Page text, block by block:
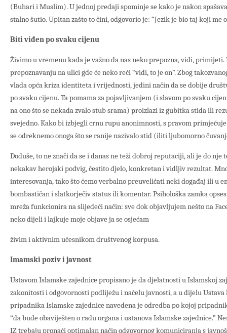
(Buhari i Muslim). U jednoj predaji spominje se kako je nakon
stalno šutio. Upitan zašto to čini, odgovorio je: “Jezik je bio taj koji me
Biti viđen po svaku cijenu
Živimo u vremenu kada je važno da nas neko prepozna, vidi, primijeti.
prepoznavanju na ulici gde će neko reći “vidi, to je on”. Zbog
vlada opća kriza identiteta i vrijednosti, jedini način da se dobije
po svaku cijenu. Ta pomama za pojavljivanjem (i slavom po svaku
na ono što se nekada zvalo stub srama) proizlazi iz gubitka stida ili
svejedno. Kako bi izbjegli crnu rupu anonimnosti, s pravom
se odreknemo onoga što se ranije nazivalo stid (iliti ljubomorno
Doduše, to ne znači da se i danas ne teži dobroj reputaciji, ali je do nje
nekakav herojski podvig, čestito djelo, konkretan i vidljiv rezultat.
interesovanja, tako što ćemo verbalno preuveličati neki događaj ili u
bombastičan i slatkorječiv status ili komentar. Psihološka zamka
mreža funkcionira na slijedeći način: sve dok objavljujem nešto na
neko dijeli i lajkuje moje objave ja se osjećam
živim i aktivnim učesnikom društvenog korpusa.
Imamski poziv i javnost
Ustavom Islamske zajednice propisano je da djelatnosti u Islamskoj
zakonitosti i odgovornosti podliježu i načelu javnosti, a u dijelu
pripadnika Islamske zajednice navedena je odredba po kojoj
“da bude obaviješten o radu organa i ustanova Islamske zajednice.”
IZ trebaju pronaći optimalan način odgovornog komuniciranja s